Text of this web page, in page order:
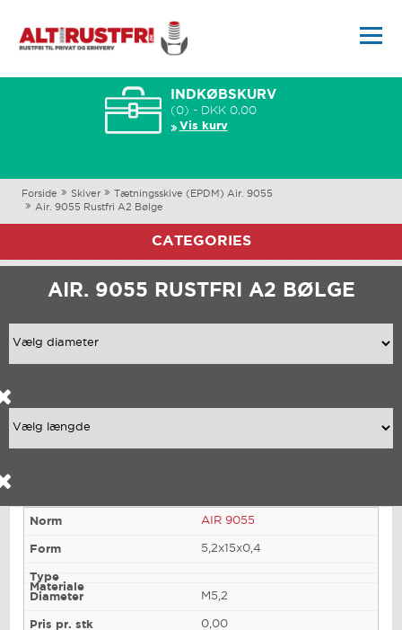
INDKØBSKURV
(0) - DKK 0,00
Vis kurv
Forside Skiver
Tætningsskive (EPDM) Air. 9055
Air. 9055 Rustfri A2 Bølge
CATEGORIES
AIR. 9055 RUSTFRI A2 BØLGE
AIR 9055
5,2x15x0,4
M5,2
0,00